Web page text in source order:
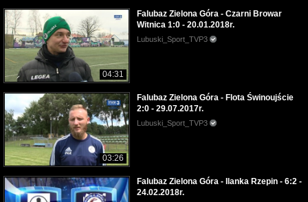
04:31
Falubaz Zielona Góra - Czarni Browar
Witnica 1:0 - 20.01.2018r.
Lubuski_Sport_TVP3
03:26
Falubaz Zielona Góra - Flota Świnoujście
2:0 - 29.07.2017r.
Lubuski_Sport_TVP3
Falubaz Zielona Góra - Ilanka Rzepin - 6:2 -
24.02.2018r.